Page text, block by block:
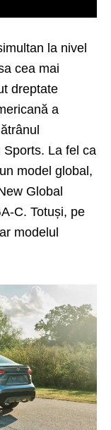
la nivel
cea mai
dreptate
a
Sports. La fel ca
model global,
Global
C. Totuși, pe
modelul